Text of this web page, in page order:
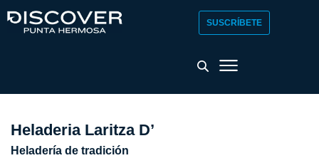
SUSCRÍBETE
Heladeria Laritza D’
Heladería de tradición